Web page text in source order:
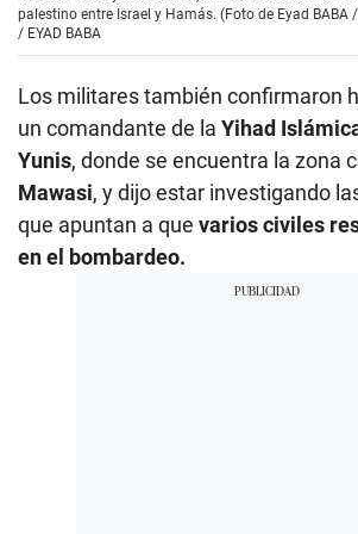
palestino entre Israel y Hamás. (Foto de Eyad BABA
/ EYAD BABA
Los militares también confirmaron
un comandante de la Yihad
Yunis, donde se encuentra la zona
Mawasi, y dijo estar investigando
que apuntan a que varios civiles
en el bombardeo.